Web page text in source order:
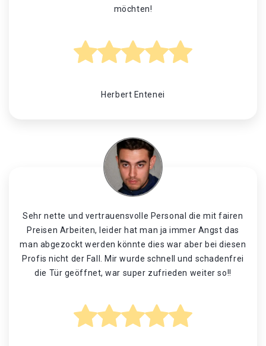
möchten!
Herbert Entenei
Sehr nette und vertrauensvolle Personal die mit fairen
Preisen Arbeiten, leider hat man ja immer Angst das
man abgezockt werden könnte dies war aber bei diesen
Profis nicht der Fall. Mir wurde schnell und schadenfrei
die Tür geöffnet, war super zufrieden weiter so!!